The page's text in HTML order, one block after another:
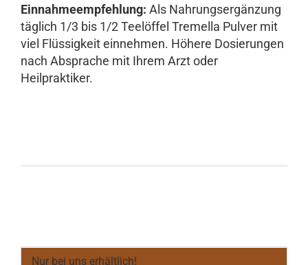
Einnahmeempfehlung: Als Nahrungsergänzung
täglich 1/3 bis 1/2 Teelöffel Tremella Pulver mit
viel Flüssigkeit einnehmen. Höhere Dosierungen
nach Absprache mit Ihrem Arzt oder
Heilpraktiker.
Nur bei uns erhältlich!